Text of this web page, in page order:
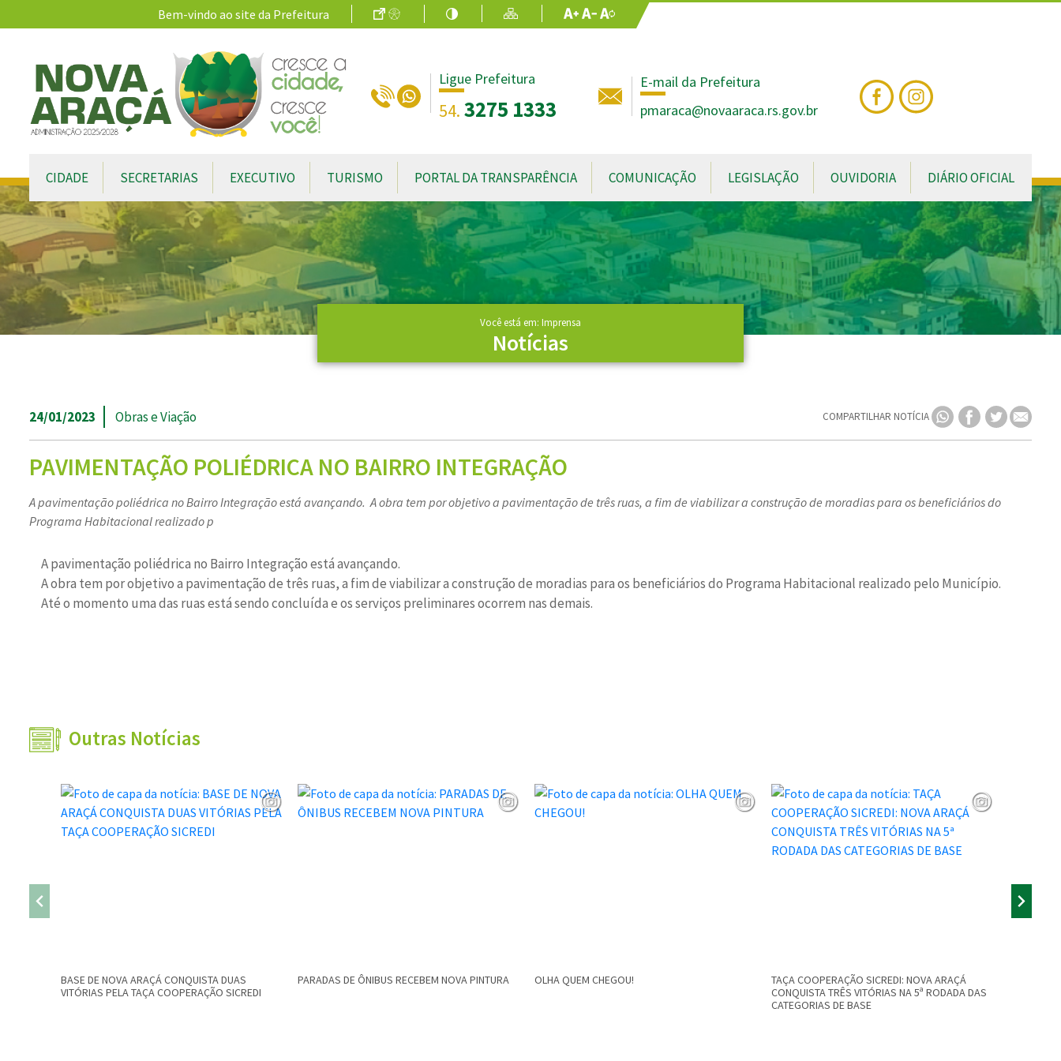
Bem-vindo ao site da Prefeitura Ir para o Conteúdo
AcessibilidadeAlto ContrasteMapa do Site Aumentar Fonte
Diminuir Fonte
Fonte Original
Ligue Prefeitura
54. 3275 1333
E-mail da Prefeitura
pmaraca@novaaraca.rs.gov.br
CONTEÚDO DO MENU
CIDADE SECRETARIAS EXECUTIVO TURISMO PORTAL DA TRANSPARÊNCIA COMUNICAÇÃO LEGISLAÇÃO OUVIDORIA DIÁRIO OFICIAL
Conteúdo Principal
Você está em: Imprensa
Notícias
24/01/2023 Obras e Viação COMPARTILHAR NOTÍCIA
PAVIMENTAÇÃO POLIÉDRICA NO BAIRRO INTEGRAÇÃO
A pavimentação poliédrica no Bairro Integração está avançando. A obra tem por objetivo a pavimentação de três ruas, a fim de viabilizar a construção de moradias para os beneficiários do
Programa Habitacional realizado p
A pavimentação poliédrica no Bairro Integração está avançando.
A obra tem por objetivo a pavimentação de três ruas, a fim de viabilizar a construção de moradias para os beneficiários do Programa Habitacional realizado pelo Município.
Até o momento uma das ruas está sendo concluída e os serviços preliminares ocorrem nas demais.
Outras Notícias
BASE DE NOVA ARAÇÁ CONQUISTA DUAS
VITÓRIAS PELA TAÇA COOPERAÇÃO SICREDI
PARADAS DE ÔNIBUS RECEBEM NOVA PINTURA OLHA QUEM CHEGOU!
TAÇA COOPERAÇÃO SICREDI: NOVA ARAÇÁ
CONQUISTA TRÊS VITÓRIAS NA 5ª RODADA DAS
CATEGORIAS DE BASE